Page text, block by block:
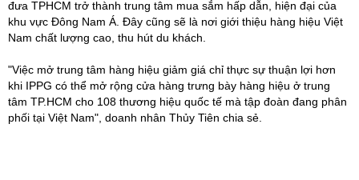
đưa TPHCM trở thành trung tâm mua sắm hấp dẫn, hiện đại của
khu vực Đông Nam Á. Đây cũng sẽ là nơi giới thiệu hàng hiệu Việt
Nam chất lượng cao, thu hút du khách.
"Việc mở trung tâm hàng hiệu giảm giá chỉ thực sự thuận lợi hơn
khi IPPG có thể mở rộng cửa hàng trưng bày hàng hiệu ở trung
tâm TP.HCM cho 108 thương hiệu quốc tế mà tập đoàn đang phân
phối tại Việt Nam", doanh nhân Thủy Tiên chia sẻ.